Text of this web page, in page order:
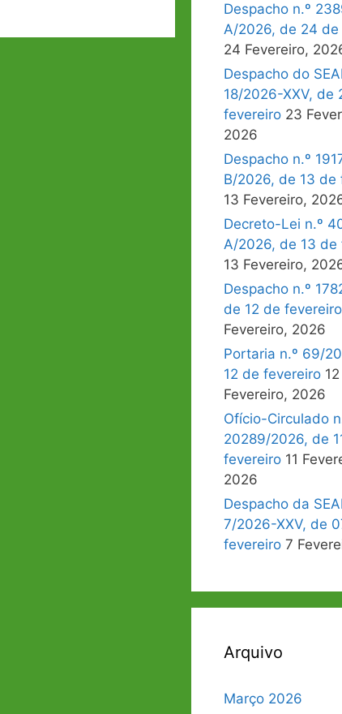
Despacho n.º
A/2026, de 24 de
24 Fevereiro,
Despacho do
18/2026-XXV, de
fevereiro 23
2026
Despacho n.º
B/2026, de 13 de
13 Fevereiro,
Decreto-Lei n.º
A/2026, de 13 de
13 Fevereiro,
Despacho n.º
de 12 de fevereiro
Fevereiro, 2026
Portaria n.º 69/
12 de fevereiro 12
Fevereiro, 2026
Ofício-Circulado
20289/2026, de
fevereiro 11
2026
Despacho da
7/2026-XXV, de
fevereiro 7
Arquivo
Março 2026